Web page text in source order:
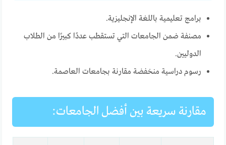
برامج تعليمية باللغة الإنجليزية.
مصنفة ضمن الجامعات التي تستقطب عددًا كبيرًا من الطلاب
الدوليين.
رسوم دراسية منخفضة مقارنة بجامعات العاصمة.
مقارنة سريعة بين أفضل الجامعات: